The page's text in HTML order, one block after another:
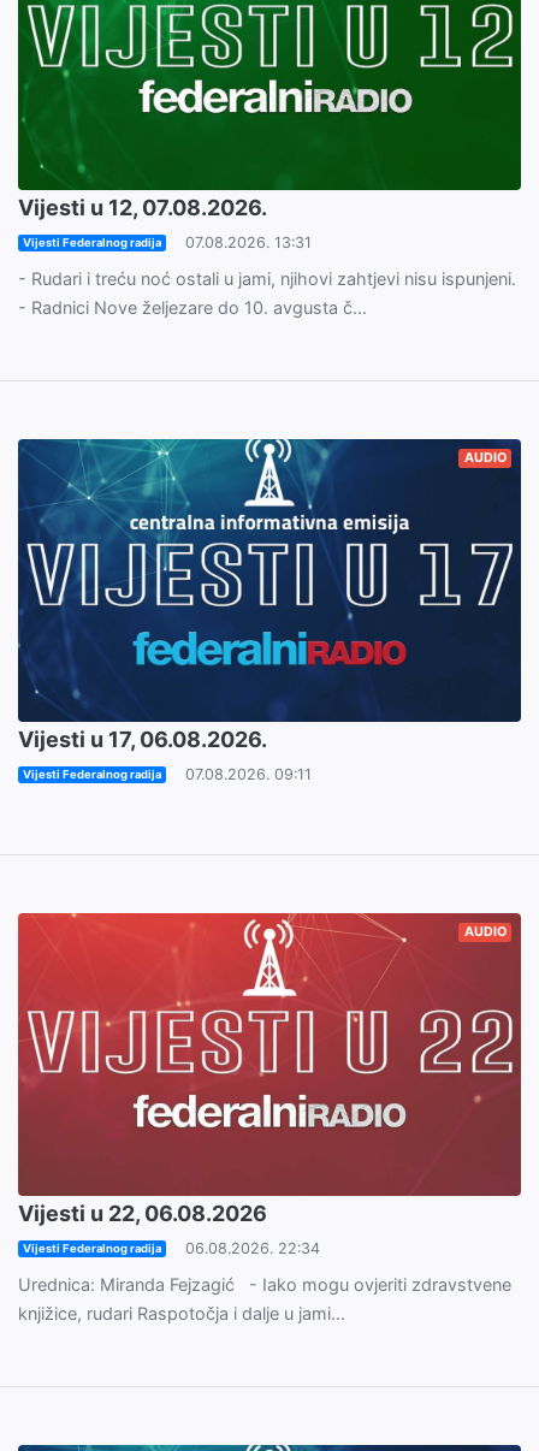
Vijesti u 12, 07.08.2026.
Vijesti Federalnog radija 07.08.2026. 13:31
- Rudari i treću noć ostali u jami, njihovi zahtjevi nisu ispunjeni.
- Radnici Nove željezare do 10. avgusta č...
AUDIO
Vijesti u 17, 06.08.2026.
Vijesti Federalnog radija 07.08.2026. 09:11
AUDIO
Vijesti u 22, 06.08.2026
Vijesti Federalnog radija 06.08.2026. 22:34
Urednica: Miranda Fejzagić - Iako mogu ovjeriti zdravstvene
knjižice, rudari Raspotočja i dalje u jami...